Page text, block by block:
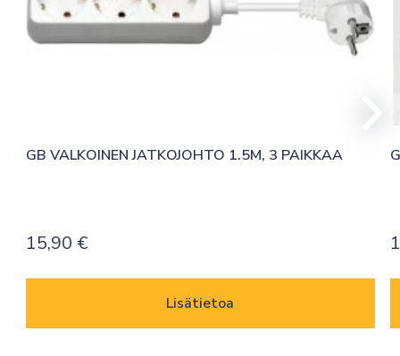
GB VALKOINEN JATKOJOHTO 1.5M, 3 PAIKKAA
15,90 €
Lisätietoa